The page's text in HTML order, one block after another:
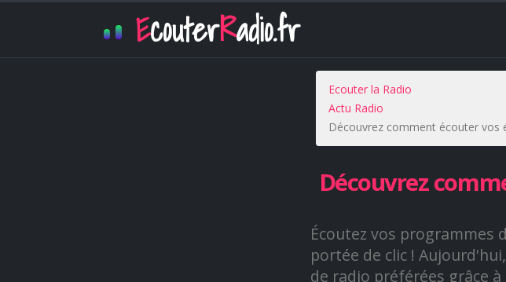
EcouterRadio.fr
Ecouter la Radio
Actu Radio
Découvrez comment écouter vos
Découvrez
Écoutez vos programmes
portée de clic !
de radio préférées grâce